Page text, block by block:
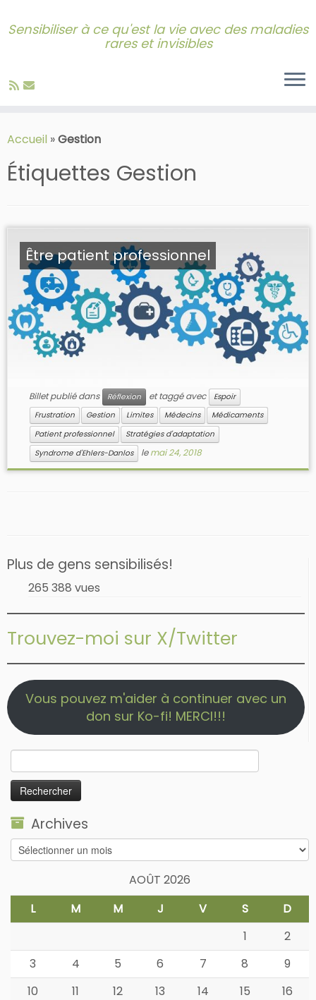
to
Sensibiliser à ce qu'est la vie avec des maladies
rares et invisibles
Accueil »Gestion
Étiquettes Gestion
Être patient professionnel
Billet publié dans Réflexion et taggé avec
Espoir
Frustration
Gestion Limites Médecins
Médicaments
Patient professionnel
Stratégies d'adaptation
Syndrome d'Ehlers-Danlos
lemai 24, 2018
Plus de gens sensibilisés!
265 388 vues
Trouvez-moi sur X/Twitter
Vous pouvez m'aider à continuer avec un
don sur Ko-fi! MERCI!!!
Rechercher :
Archives
Archives
AOÛT 2026
L
M M J V S
D
1
2
3
4 5 6 7 8
9
10
11 12 13 14 15
16